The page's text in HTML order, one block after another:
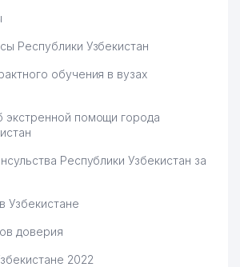
Республики Узбекистан
обучения в вузах
помощи города
Республики Узбекистан за
Узбекистане
доверия
2022